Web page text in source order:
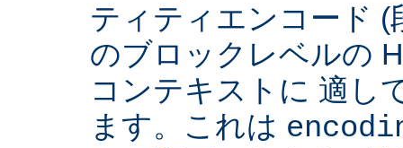
ティティエンコード
のブロックレベルの
コンテキストに 適し
ます。これは